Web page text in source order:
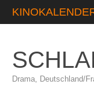
Drama, Deutschland/